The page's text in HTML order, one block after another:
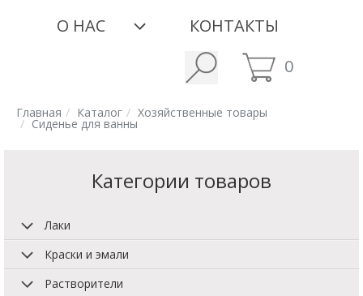
О НАС
КОНТАКТЫ
0
Главная Каталог Хозяйственные товары
Сиденье для ванны
Категории товаров
Лаки
Краски и эмали
Растворители